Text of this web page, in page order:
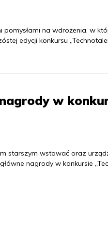
pomysłami na wdrożenia, w
edycji konkursu
w
starszym wstawać oraz
nagrody w konkursie